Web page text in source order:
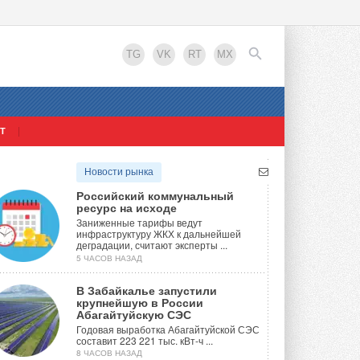
TG VK RT MX
EN
Новости рынка
Российский коммунальный
ресурс на исходе
Заниженные тарифы ведут
инфраструктуру ЖКХ к дальнейшей
деградации, считают эксперты ...
5 ЧАСОВ НАЗАД
В Забайкалье запустили
крупнейшую в России
Абагайтуйскую СЭС
Годовая выработка Абагайтуйской СЭС
составит 223 221 тыс. кВт-ч ...
8 ЧАСОВ НАЗАД